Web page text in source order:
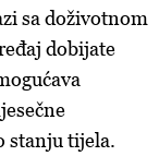
sa doživotnom
dobijate
stanju tijela.